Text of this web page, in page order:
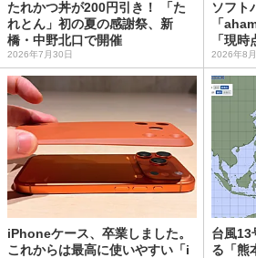
たれかつ丼が200円引き！ 「た
れとん」初の夏の感謝祭、新
橋・中野北口で開催
2026年7月30日
ソフト
「
「現
2026年8
iPhoneケース、卒業しました。
これからは最高に使いやすい「i
台風13
る「熊